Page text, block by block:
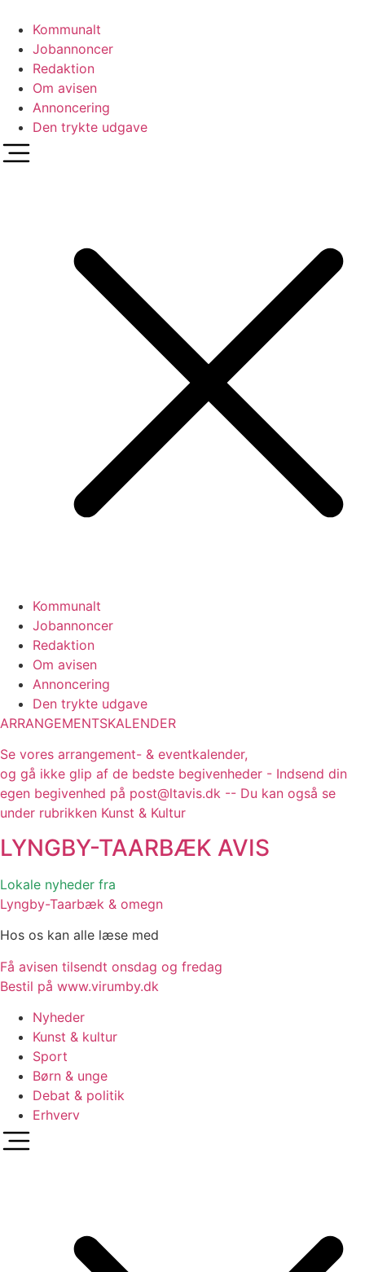
indhold
Kommunalt
Jobannoncer
Redaktion
Om avisen
Annoncering
Den trykte udgave
Kommunalt
Jobannoncer
Redaktion
Om avisen
Annoncering
Den trykte udgave
ARRANGEMENTSKALENDER
Se vores arrangement- & eventkalender,
og gå ikke glip af de bedste begivenheder - Indsend din
egen begivenhed på post@ltavis.dk -- Du kan også se
under rubrikken Kunst & Kultur
LYNGBY-TAARBÆK AVIS
Lokale nyheder fra
Lyngby-Taarbæk & omegn
Hos os kan alle læse med
Få avisen tilsendt onsdag og fredag
Bestil på www.virumby.dk
Nyheder
Kunst & kultur
Sport
Børn & unge
Debat & politik
Erhverv